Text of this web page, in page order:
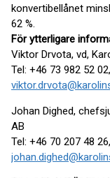
konvertibellånet
62 %.
För ytterligare
Viktor Drvota, vd,
Tel: +46 73 982 52
Johan Dighed,
AB
Tel: +46 70 207 48